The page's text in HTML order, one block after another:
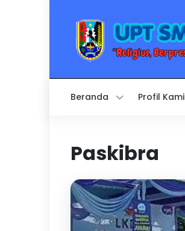
Beranda Profil Kami
Paskibra